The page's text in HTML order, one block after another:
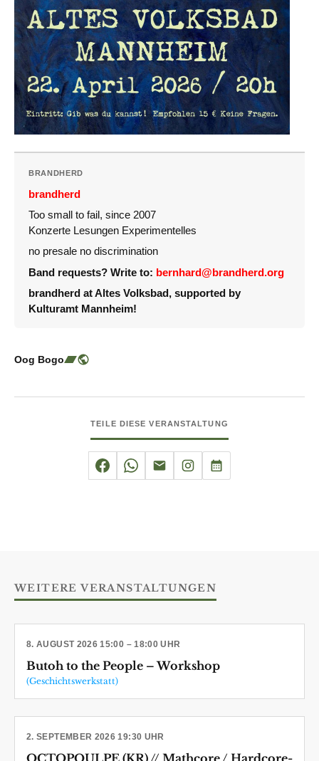
BRANDHERD
brandherd
Too small to fail, since 2007
Konzerte Lesungen Experimentelles
no presale no discrimination
Band requests? Write to: bernhard@brandherd.org
brandherd at Altes Volksbad, supported by
Kulturamt Mannheim!
Oog Bogo
TEILE DIESE VERANSTALTUNG
WEITERE VERANSTALTUNGEN
8. AUGUST 2026 15:00 – 18:00 UHR
Butoh to the People – Workshop
(Geschichtswerkstatt)
2. SEPTEMBER 2026 19:30 UHR